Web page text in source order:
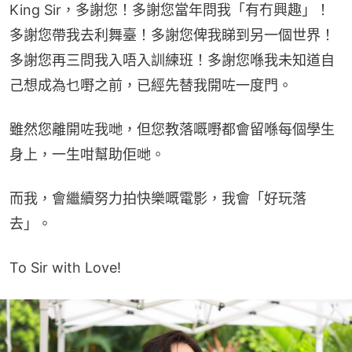
King Sir，多謝您！多謝您當年問我「有冇興趣」！
多謝您帶我去利舞臺！多謝您俾我睇到另一個世界！
多謝您再三問我入唔入訓練班！多謝您喺我未知道自
己想成為乜嘢之前，已經先替我開咗一度門。
雖然您離開咗我哋，但您教落嘅嘢都會留喺每個學生
身上，一生咁幫助佢哋。
而我，會繼續努力拍快樂嘅電影，我會「好玩落
去」。
To Sir with Love!